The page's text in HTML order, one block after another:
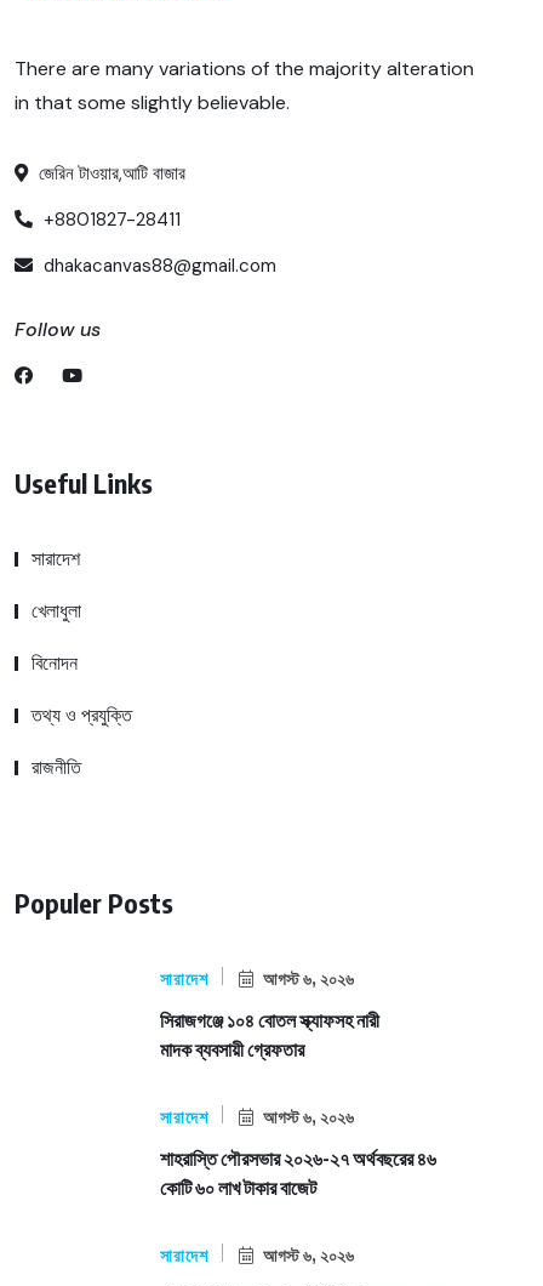
There are many variations of the majority alteration
in that some slightly believable.
জেরিন টাওয়ার,আটি বাজার
+8801827-28411
dhakacanvas88@gmail.com
Follow us
Useful Links
সারাদেশ
খেলাধুলা
বিনোদন
তথ্য ও প্রযুক্তি
রাজনীতি
Populer Posts
সারাদেশ আগস্ট ৬, ২০২৬
সিরাজগঞ্জে ১০৪ বোতল স্ক্যাফসহ নারী
মাদক ব্যবসায়ী গ্রেফতার
সারাদেশ আগস্ট ৬, ২০২৬
শাহরাস্তি পৌরসভার ২০২৬-২৭ অর্থবছরের ৪৬
কোটি ৬০ লাখ টাকার বাজেট
সারাদেশ আগস্ট ৬, ২০২৬